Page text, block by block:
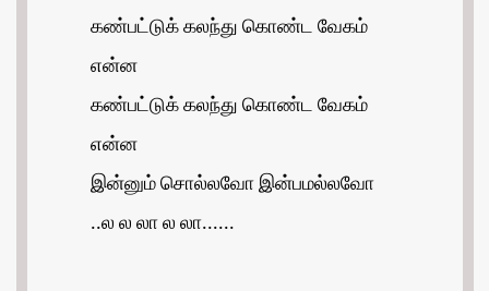
கண்பட்டுக் கலந்து கொண்ட வேகம்
என்ன
கண்பட்டுக் கலந்து கொண்ட வேகம்
என்ன
இன்னும் சொல்லவோ இன்பமல்லவோ
..ல ல லா ல லா......